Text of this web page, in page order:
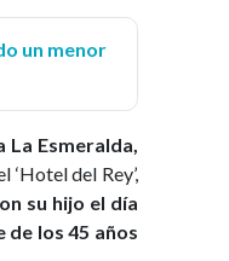
un menor
Esmeralda,
del Rey’,
su hijo el día
de los 45 años